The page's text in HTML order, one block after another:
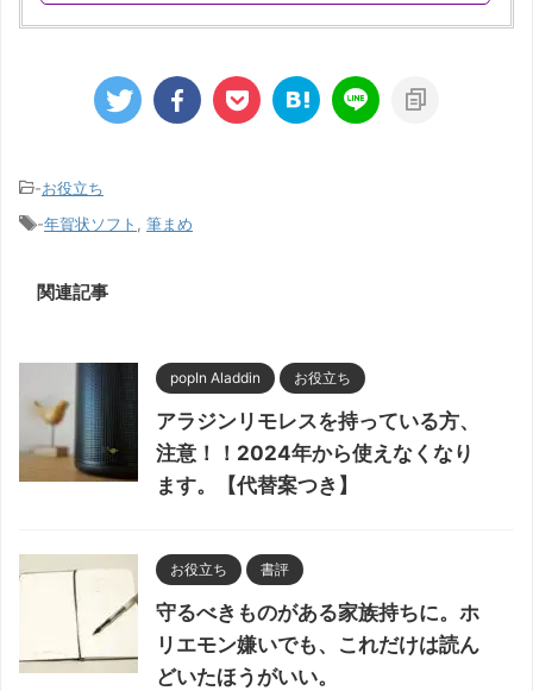
-お役立ち
-年賀状ソフト , 筆まめ
関連記事
popIn Aladdin お役立ち
アラジンリモレスを持っている方、
注意！！2024年から使えなくなり
ます。【代替案つき】
お役立ち 書評
守るべきものがある家族持ちに。ホ
リエモン嫌いでも、これだけは読ん
どいたほうがいい。